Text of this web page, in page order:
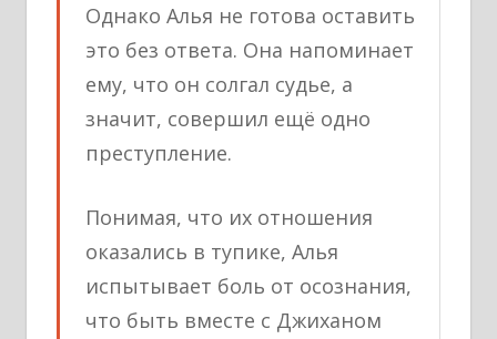
Однако Алья не готова оставить
это без ответа. Она напоминает
ему, что он солгал судье, а
значит, совершил ещё одно
преступление.
Понимая, что их отношения
оказались в тупике, Алья
испытывает боль от осознания,
что быть вместе с Джиханом